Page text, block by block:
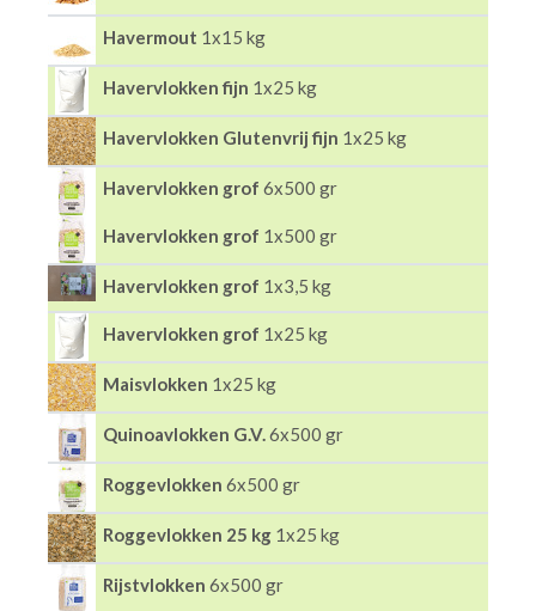
Havermout 1x15 kg
Havervlokken fijn 1x25 kg
Havervlokken Glutenvrij fijn 1x25 kg
Havervlokken grof 6x500 gr
Havervlokken grof 1x500 gr
Havervlokken grof 1x3,5 kg
Havervlokken grof 1x25 kg
Maisvlokken 1x25 kg
Quinoavlokken G.V.6x500 gr
Roggevlokken 6x500 gr
Roggevlokken 25 kg 1x25 kg
Rijstvlokken 6x500 gr